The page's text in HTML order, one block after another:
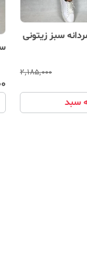
سبز زیتونی
۲٬۱۸۵٬۰۰۰
سبد